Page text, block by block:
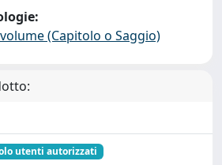
(Capitolo o Saggio)
utenti autorizzati